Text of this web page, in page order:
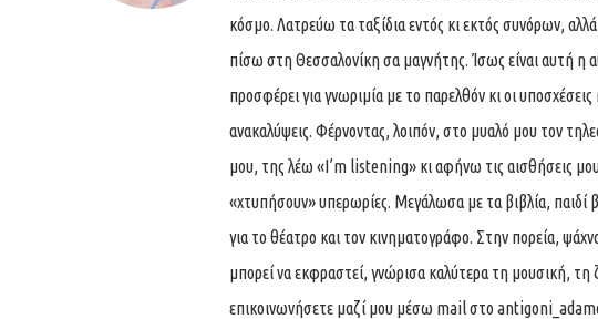
κόσμο. Λατρεύω τα ταξίδια εντός κι εκτός συνόρων,
πίσω στη Θεσσαλονίκη σα μαγνήτης. Ίσως είναι αυτή η
προσφέρει για γνωριμία με το παρελθόν κι οι υποσχέσεις
ανακαλύψεις. Φέρνοντας, λοιπόν, στο μυαλό μου τον
μου, της λέω «I’m listening» κι αφήνω τις αισθήσεις
«χτυπήσουν» υπερωρίες. Μεγάλωσα με τα βιβλία,
για το θέατρο και τον κινηματογράφο. Στην πορεία,
μπορεί να εκφραστεί, γνώρισα καλύτερα τη μουσική,
επικοινωνήσετε μαζί μου μέσω mail στο